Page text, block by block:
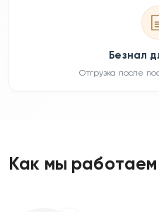
Безнал
Отгрузка после
Как мы работаем